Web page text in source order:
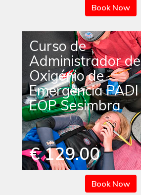
Book Now
Curso de
Administrador de
Oxigénio de
Emergência PADI
EOP Sesimbra
€ 129.00
Book Now